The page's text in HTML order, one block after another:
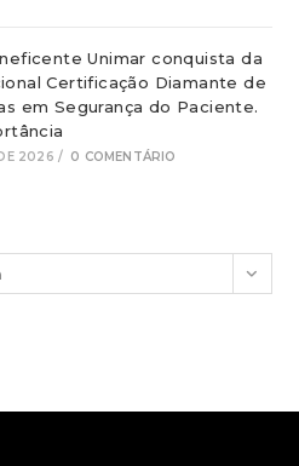
Unimar conquista da
Certificação Diamante de
em Segurança do Paciente.
2026 / 0 COMENTÁRIO